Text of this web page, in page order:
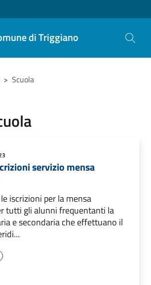
di Triggiano
> Scuola
servizio mensa
iscrizioni per la mensa
tutti gli alunni frequentanti la
e secondaria che effettuano il